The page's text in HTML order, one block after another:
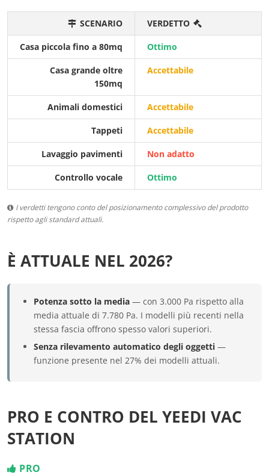
SCENARIO VERDETTO
Casa piccola fino a 80mq Ottimo
Casa grande oltre
150mq
Accettabile
Animali domestici Accettabile
Tappeti Accettabile
Lavaggio pavimenti Non adatto
Controllo vocale Ottimo
I verdetti tengono conto del posizionamento complessivo del prodotto
rispetto agli standard attuali.
È ATTUALE NEL 2026?
Potenza sotto la media — con 3.000 Pa rispetto alla
media attuale di 7.780 Pa. I modelli più recenti nella
stessa fascia offrono spesso valori superiori.
Senza rilevamento automatico degli oggetti —
funzione presente nel 27% dei modelli attuali.
PRO E CONTRO DEL YEEDI VAC
STATION
PRO